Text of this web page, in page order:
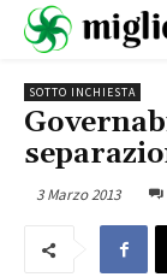
SOTTO INCHIESTA
3 Marzo 2013